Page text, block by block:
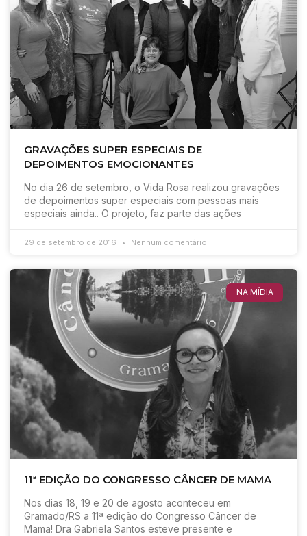
GRAVAÇÕES SUPER ESPECIAIS DE
DEPOIMENTOS EMOCIONANTES
No dia 26 de setembro, o Vida Rosa realizou gravações
de depoimentos super especiais com pessoas mais
especiais ainda.. O projeto, faz parte das ações
29 de setembro de 2016 Nenhum comentário
NA MÍDIA
11ª EDIÇÃO DO CONGRESSO CÂNCER DE MAMA
Nos dias 18, 19 e 20 de agosto aconteceu em
Gramado/RS a 11ª edição do Congresso Câncer de
Mama! Dra Gabriela Santos esteve presente e